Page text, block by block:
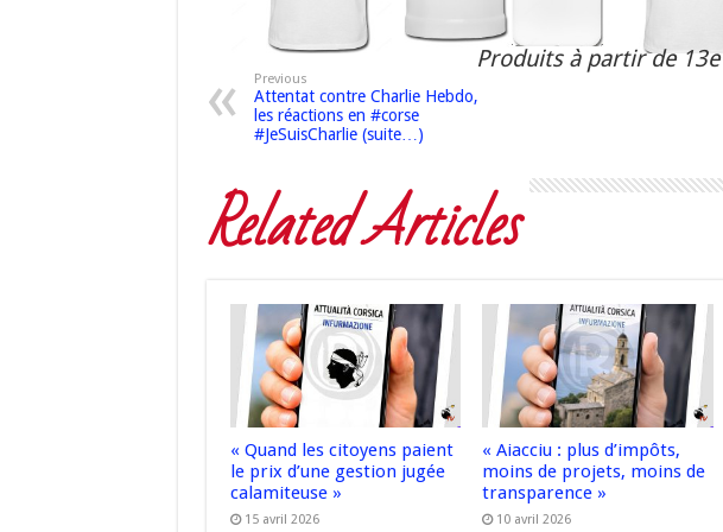
Produits à partir de 13e
Previous
Attentat contre Charlie Hebdo,
les réactions en #corse
#JeSuisCharlie (suite…)
Related Articles
« Quand les citoyens paient
le prix d’une gestion jugée
calamiteuse »
15 avril 2026
« Aiacciu : plus d’impôts,
moins de projets, moins de
transparence »
10 avril 2026